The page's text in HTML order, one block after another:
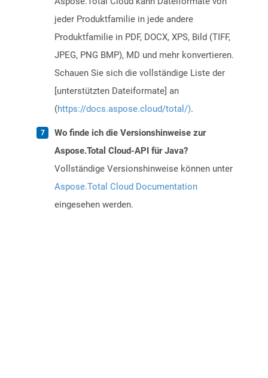
jeder Produktfamilie in jede andere
Produktfamilie in PDF, DOCX, XPS, Bild (TIFF,
JPEG, PNG BMP), MD und mehr konvertieren.
Schauen Sie sich die vollständige Liste der
[unterstützten Dateiformate] an
(https://docs.aspose.cloud/total/).
Wo finde ich die Versionshinweise zur
Aspose.Total Cloud-API für Java?
Vollständige Versionshinweise können unter
Aspose.Total Cloud Documentation
eingesehen werden.